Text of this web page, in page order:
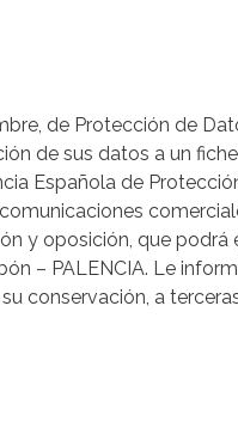
de Protección de
de sus datos a un
Española de
y oposición, que podrá
– PALENCIA. Le
conservación, a